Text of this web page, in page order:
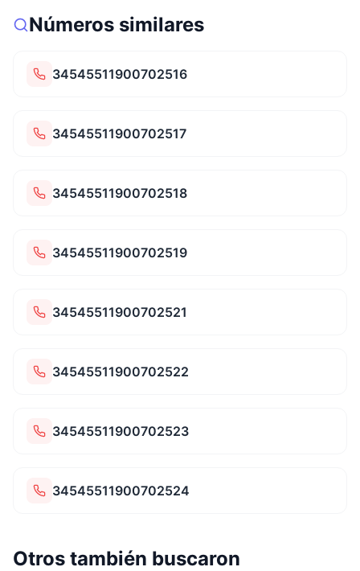
Números similares
34545511900702516
34545511900702517
34545511900702518
34545511900702519
34545511900702521
34545511900702522
34545511900702523
34545511900702524
Otros también buscaron